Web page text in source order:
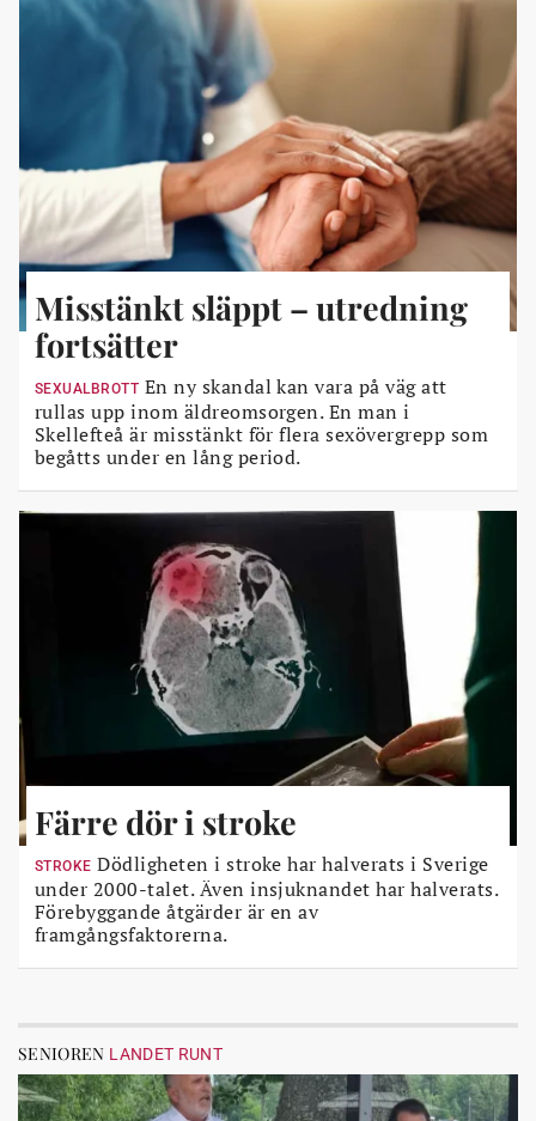
Misstänkt släppt – utredning
fortsätter
SEXUALBROTT En ny skandal kan vara på väg att
rullas upp inom äldreomsorgen. En man i
Skellefteå är misstänkt för flera sexövergrepp som
begåtts under en lång period.
Färre dör i stroke
STROKE Dödligheten i stroke har halverats i Sverige
under 2000-talet. Även insjuknandet har halverats.
Förebyggande åtgärder är en av
framgångsfaktorerna.
SENIOREN LANDET RUNT